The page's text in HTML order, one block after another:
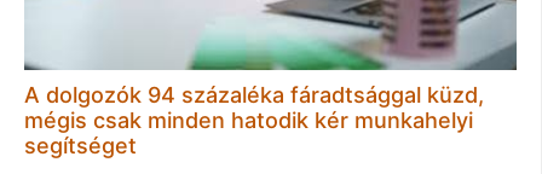
A dolgozók 94 százaléka fáradtsággal küzd,
mégis csak minden hatodik kér munkahelyi
segítséget